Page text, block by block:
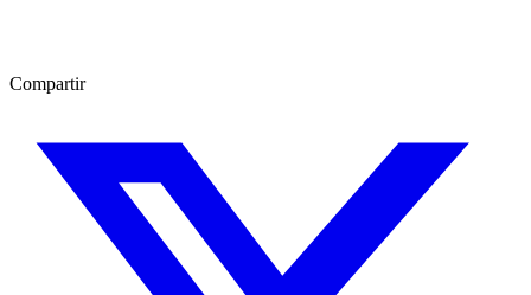
Compartir